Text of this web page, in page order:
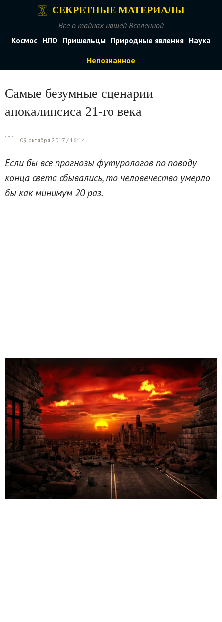
СЕКРЕТНЫЕ МАТЕРИАЛЫ
Всё о тайнах нашей Вселенной
Космос НЛО Пришельцы Природные явления Наука
Непознанное
Самые безумные сценарии
апокалипсиса 21-го века
09 октября 2017 / 16:14
Если бы все прогнозы футурологов по поводу
конца света сбывались, то человечество умерло
бы как минимум 20 раз.